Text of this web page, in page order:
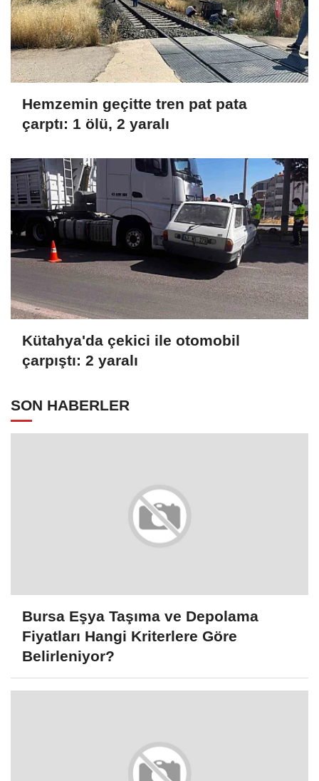
Hemzemin geçitte tren pat pata
çarptı: 1 ölü, 2 yaralı
Kütahya'da çekici ile otomobil
çarpıştı: 2 yaralı
SON HABERLER
Bursa Eşya Taşıma ve Depolama
Fiyatları Hangi Kriterlere Göre
Belirleniyor?